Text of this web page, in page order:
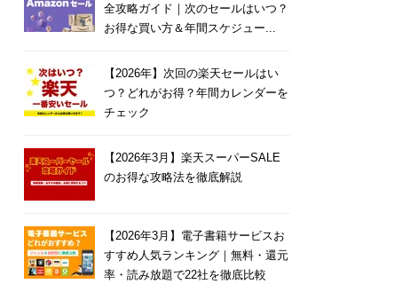
全攻略ガイド｜次のセールはいつ？
お得な買い方＆年間スケジュー...
【2026年】次回の楽天セールはい
つ？どれがお得？年間カレンダーを
チェック
【2026年3月】楽天スーパーSALE
のお得な攻略法を徹底解説
【2026年3月】電子書籍サービスお
すすめ人気ランキング｜無料・還元
率・読み放題で22社を徹底比較